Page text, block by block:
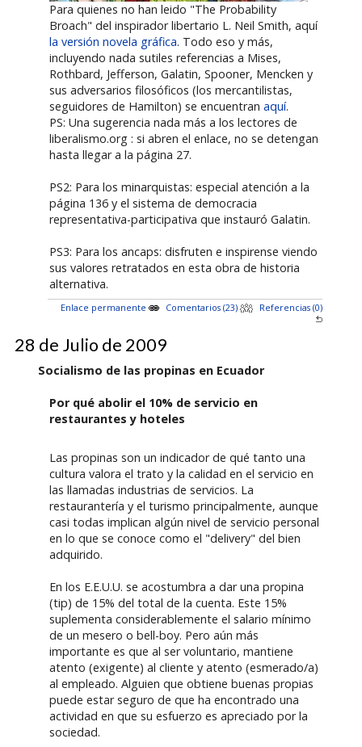
Para quienes no han leido "The Probability
Broach" del inspirador libertario L. Neil Smith, aquí
la versión novela gráfica. Todo eso y más,
incluyendo nada sutiles referencias a Mises,
Rothbard, Jefferson, Galatin, Spooner, Mencken y
sus adversarios filosóficos (los mercantilistas,
seguidores de Hamilton) se encuentranaquí.
PS: Una sugerencia nada más a los lectores de
liberalismo.org : si abren el enlace, no se detengan
hasta llegar a la página 27.
PS2: Para los minarquistas: especial atención a la
página 136 y el sistema de democracia
representativa-participativa que instauró Galatin.
PS3: Para los ancaps: disfruten e inspirense viendo
sus valores retratados en esta obra de historia
alternativa.
Enlace permanente Comentarios (23) Referencias (0)
28 de Julio de 2009
Socialismo de las propinas en Ecuador
Por qué abolir el 10% de servicio en
restaurantes y hoteles
Las propinas son un indicador de qué tanto una
cultura valora el trato y la calidad en el servicio en
las llamadas industrias de servicios. La
restaurantería y el turismo principalmente, aunque
casi todas implican algún nivel de servicio personal
en lo que se conoce como el "delivery" del bien
adquirido.
En los E.E.U.U. se acostumbra a dar una propina
(tip) de 15% del total de la cuenta. Este 15%
suplementa considerablemente el salario mínimo
de un mesero o bell-boy. Pero aún más
importante es que al ser voluntario, mantiene
atento (exigente) al cliente y atento (esmerado/a)
al empleado. Alguien que obtiene buenas propias
puede estar seguro de que ha encontrado una
actividad en que su esfuerzo es apreciado por la
sociedad.